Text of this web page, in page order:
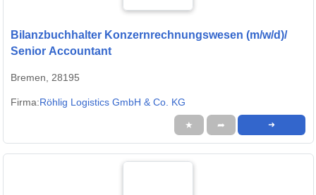
Bilanzbuchhalter Konzernrechnungswesen (m/w/d)/
Senior Accountant
Bremen, 28195
Firma:Röhlig Logistics GmbH & Co. KG
★ ➦ ➜